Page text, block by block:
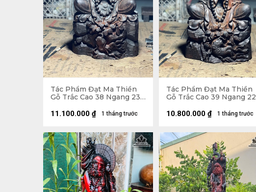
Tác Phẩm Đạt Ma Thiền
Gỗ Trắc Cao 38 Ngang 23
1 tháng trước
11.100.000 ₫
Tác Phẩm Đạt Ma Thiền
Gỗ Trắc Cao 39 Ngang 22
1 tháng trước
10.800.000 ₫